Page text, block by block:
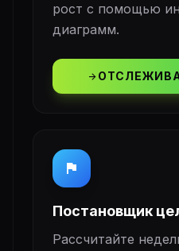
рост с помощью
диаграмм.
arrow_forward
flag
Постановщик
Рассчитайте